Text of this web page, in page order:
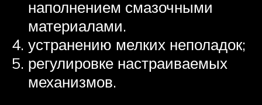
наполнением смазочными
материалами.
устранению мелких неполадок;
регулировке настраиваемых
механизмов.